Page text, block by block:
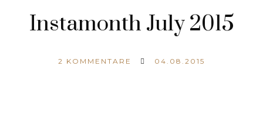
Instamonth July 2015
2 KOMMENTARE 04.08.2015